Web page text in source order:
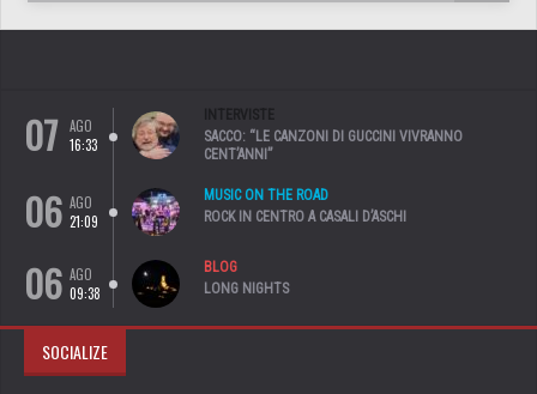
07
AGO
16:33
INTERVISTE
SACCO: “LE CANZONI DI GUCCINI VIVRANNO
CENT’ANNI”
06 AGO
21:09
MUSIC ON THE ROAD
ROCK IN CENTRO A CASALI D’ASCHI
06 AGO
09:38
BLOG
LONG NIGHTS
SOCIALIZE